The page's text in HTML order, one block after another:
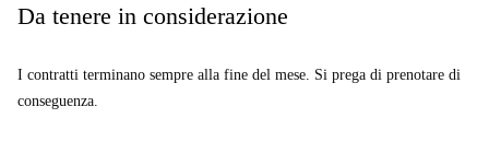
Da tenere in considerazione
I contratti terminano sempre alla fine del mese. Si prega di prenotare di
conseguenza.